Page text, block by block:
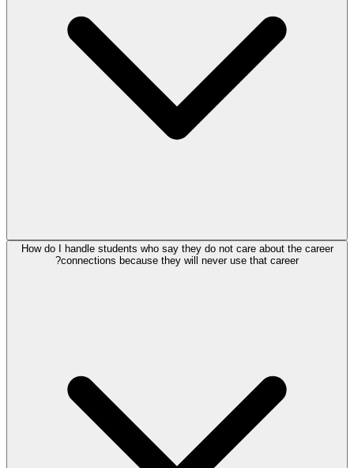
How do I handle students who say they do not care about the career
connections because they will never use that career?